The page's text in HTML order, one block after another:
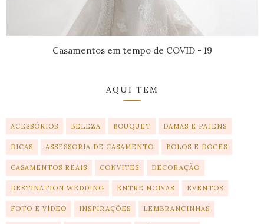
Casamentos em tempo de COVID - 19
AQUI TEM
ACESSÓRIOS BELEZA BOUQUET DAMAS E PAJENS
DICAS ASSESSORIA DE CASAMENTO BOLOS E DOCES
CASAMENTOS REAIS CONVITES DECORAÇÃO
DESTINATION WEDDING ENTRE NOIVAS EVENTOS
FOTO E VÍDEO INSPIRAÇÕES LEMBRANCINHAS